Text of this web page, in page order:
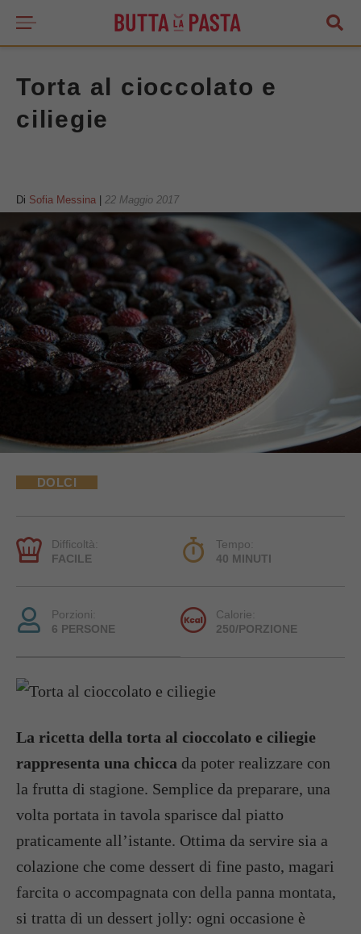
Torta al cioccolato e
ciliegie
Di Sofia Messina 22 Maggio 2017
DOLCI
Difficoltà:
FACILE
Tempo:
40 MINUTI
Porzioni:
6 PERSONE
Calorie:
250/PORZIONE
La ricetta della torta al cioccolato e ciliegie
rappresenta una chicca da poter realizzare con
la frutta di stagione. Semplice da preparare, una
volta portata in tavola sparisce dal piatto
praticamente all’istante. Ottima da servire sia a
colazione che come dessert di fine pasto, magari
farcita o accompagnata con della panna montata,
si tratta di un dessert jolly: ogni occasione è